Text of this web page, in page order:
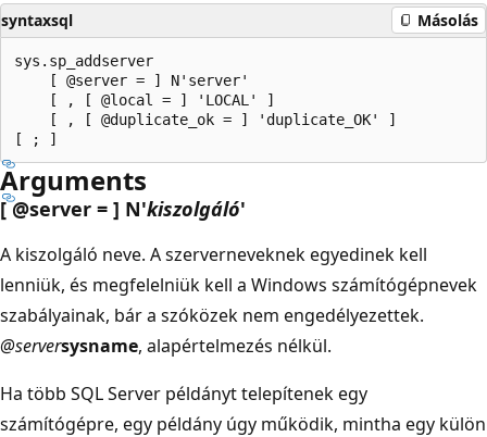
syntaxsql Másolás
sys.sp_addserver
    [ @server = ] N'server'
    [ , [ @local = ] 'LOCAL' ]
    [ , [ @duplicate_ok = ] 'duplicate_OK' ]
Arguments
[ @server = ] N'kiszolgáló'
A kiszolgáló neve. A szerverneveknek egyedinek kell
lenniük, és megfelelniük kell a Windows számítógépnevek
szabályainak, bár a szóközek nem engedélyezettek.
@serversysname, alapértelmezés nélkül.
Ha több SQL Server példányt telepítenek egy
számítógépre, egy példány úgy működik, mintha egy külön